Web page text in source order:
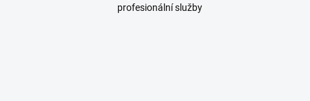
profesionální služby